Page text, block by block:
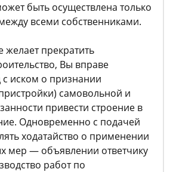
быть осуществлена только
всеми собственниками.
желает прекратить
Вы вправе
с иском о признании
самовольной и
привести строение в
Одновременно с подачей
ходатайство о применении
мер — объявлении ответчику
работ по